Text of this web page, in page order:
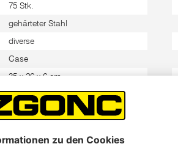
75 Stk.
gehärteter Stahl
diverse
Case
35 x 26 x 6 cm